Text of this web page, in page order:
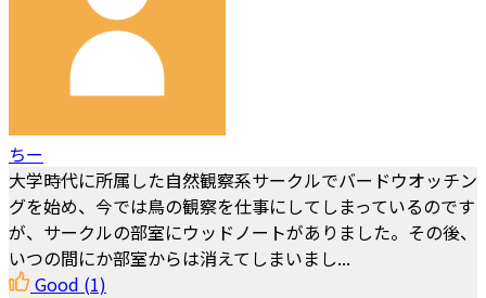
ちー
大学時代に所属した自然観察系サークルでバードウオッチン
グを始め、今では鳥の観察を仕事にしてしまっているのです
が、サークルの部室にウッドノートがありました。その後、
いつの間にか部室からは消えてしまいまし...
Good (1)